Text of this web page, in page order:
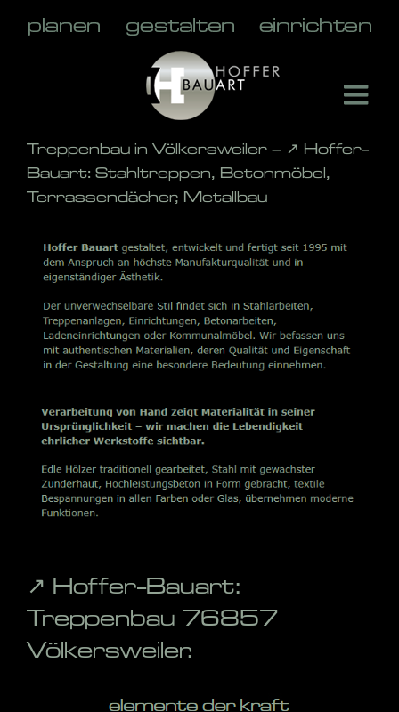
Treppenbau in Völkersweiler – ↗️ Hoffer-
Bauart: Stahltreppen, Betonmöbel,
Terrassendächer, Metallbau
↗️ Hoffer-Bauart:
Treppenbau 76857
Völkersweiler.